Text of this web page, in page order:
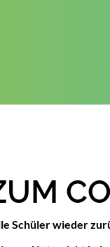
Schüler wieder